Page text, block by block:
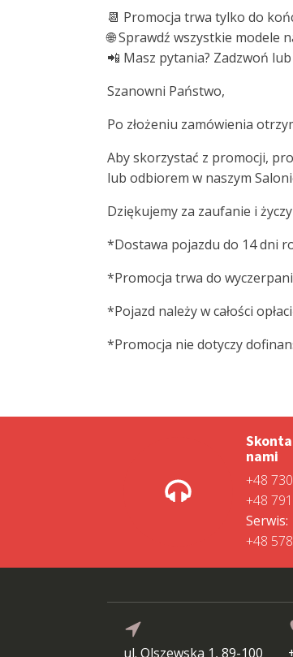
📆 Promocja trwa tylko do
🌐 Sprawdź wszystkie modele
📲 Masz pytania? Zadzwoń
Szanowni Państwo,
Po złożeniu zamówienia
Aby skorzystać z promocji,
lub odbiorem w naszym
Dziękujemy za zaufanie i
*Dostawa pojazdu do 14 dni
*Promocja trwa do
*Pojazd należy w całości
*Promocja nie dotyczy
nami
+48
+48
Serwis:
+48
ul. Olszewska 1, 89-100